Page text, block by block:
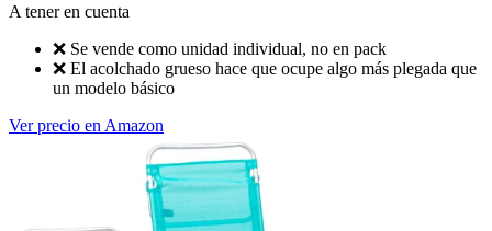
A tener en cuenta
❌ Se vende como unidad individual, no en pack
❌ El acolchado grueso hace que ocupe algo más plegada que
un modelo básico
Ver precio en Amazon